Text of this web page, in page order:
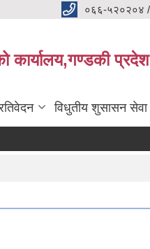
०६६-५२०२०४
कार्यालय,गण्डकी प्रदेश
विधुतीय शुसासन सेवा